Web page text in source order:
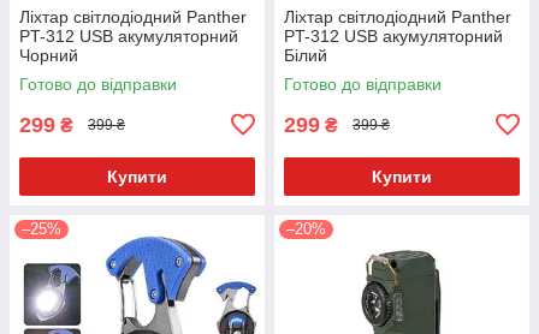
Ліхтар світлодіодний Panther
PT-312 USB акумуляторний
Чорний
Готово до відправки
299 ₴ 399 ₴
Купити
Ліхтар світлодіодний Panther
PT-312 USB акумуляторний
Білий
Готово до відправки
299 ₴ 399 ₴
Купити
–25% –20%